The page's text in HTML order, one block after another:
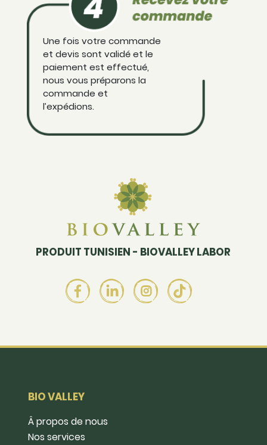
Une fois votre commande
et devis sont validé et le
paiement est effectué,
nous vous préparons la
commande et
l’expédions.
PRODUIT TUNISIEN - BIOVALLEY LABOR
BIO VALLEY
Â propos de nous
Nos services